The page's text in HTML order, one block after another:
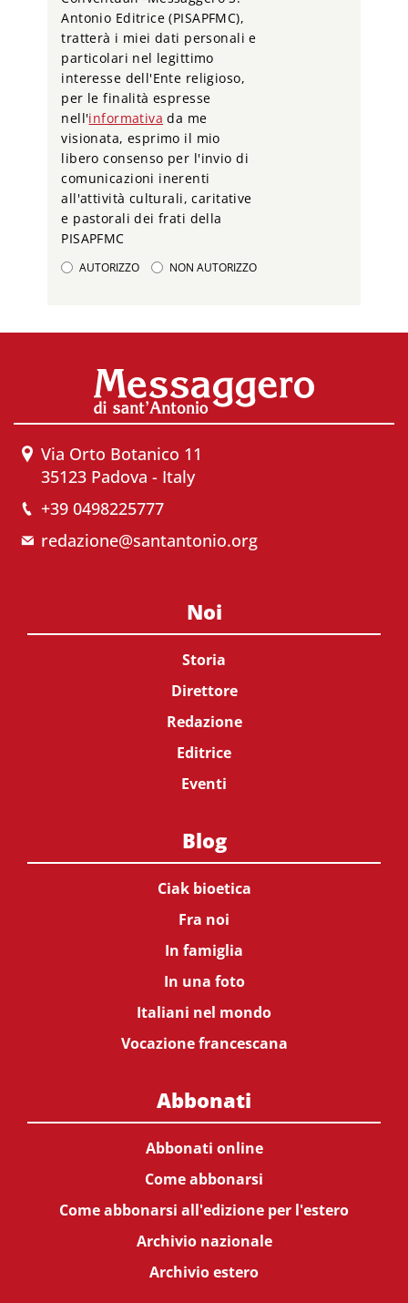
Antonio Editrice (PISAPFMC),
tratterà i miei dati personali e
particolari nel legittimo
interesse dell'Ente religioso,
per le finalità espresse
nell'informativa da me
visionata, esprimo il mio
libero consenso per l'invio di
comunicazioni inerenti
all'attività culturali, caritative
e pastorali dei frati della
PISAPFMC
AUTORIZZO NON AUTORIZZO
Via Orto Botanico 11
35123 Padova - Italy
+39 0498225777
redazione@santantonio.org
Noi
Storia
Direttore
Redazione
Editrice
Eventi
Blog
Ciak bioetica
Fra noi
In famiglia
In una foto
Italiani nel mondo
Vocazione francescana
Abbonati
Abbonati online
Come abbonarsi
Come abbonarsi all'edizione per l'estero
Archivio nazionale
Archivio estero